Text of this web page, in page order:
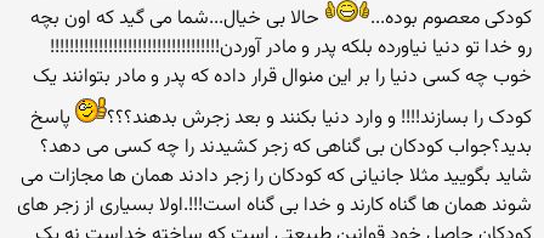
کودکی معصوم بوده...
حالا بی خیال...شما می گید که اون بچه
رو خدا تو دنیا نیاورده بلکه پدر و مادر آوردن!!!!!!!!!!!!!!!!!!!!!!!!!!!!!!!!!!!
خوب چه کسی دنیا را بر این منوال قرار داده که پدر و مادر بتوانند یک
کودک را بسازند!!!! و وارد دنیا بکنند و بعد زجرش بدهند؟؟؟
پاسخ
بدید؟جواب کودکان بی گناهی که زجر کشیدند را چه کسی می دهد؟
شاید بگویید مثلا جانیانی که کودکان را زجر دادند همان ها مجازات می
شوند همان ها گناه کارند و خدا بی گناه است!!!.اولا بسیاری از زجر های